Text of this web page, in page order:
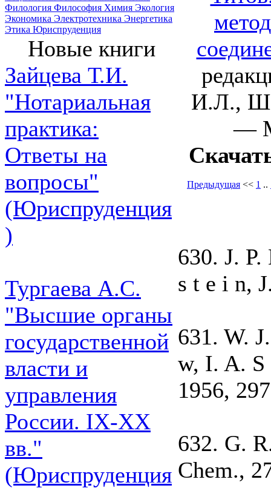
Филология Философия Химия Экология
Экономика Электротехника Энергетика
Этика Юриспруденция
Новые книги
Зайцева Т.И.
"Нотариальная
практика:
Ответы на
вопросы"
(Юриспруденция
)
Тургаева А.С.
"Высшие органы
государственной
власти и
управления
России. IХ-ХХ
вв."
(Юриспруденция
И.Л.,
—
Предыдущая << 1 ..
630. J. P.
s t е і n,
631. W.
w, I. A. S
1956,
632. G.
Chem.,